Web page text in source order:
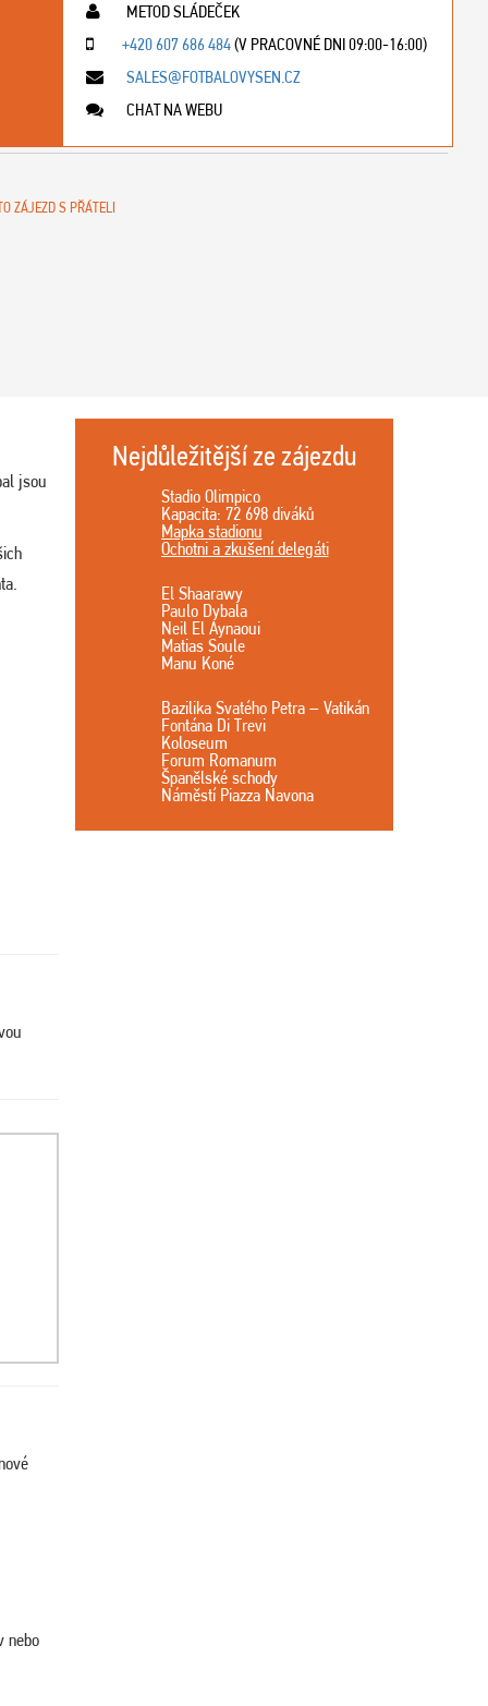
METOD SLÁDEČEK
+420 607 686 484(V PRACOVNÉ DNI 09:00-16:00)
SALES@FOTBALOVYSEN.CZ
CHAT NA WEBU
ZÁJEZD S PŘÁTELI
jsou
nebo
Nejdůležitější ze zájezdu
Stadio Olimpico
Kapacita: 72 698 diváků
Mapka stadionu
Ochotni a zkušení delegáti
El Shaarawy
Paulo Dybala
Neil El Aynaoui
Matias Soule
Manu Koné
Bazilika Svatého Petra – Vatikán
Fontána Di Trevi
Koloseum
Forum Romanum
Španělské schody
Náměstí Piazza Navona